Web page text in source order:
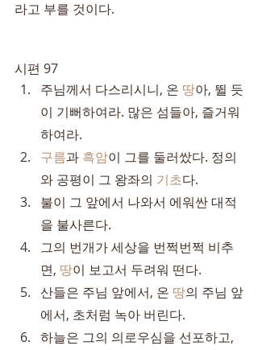
라고 부를 것이다.
시편 97
주님께서 다스리시니, 온 땅아, 뛸 듯
이 기뻐하여라. 많은 섬들아, 즐거워
하여라.
구름과 흑암이 그를 둘러쌌다. 정의
와 공평이 그 왕좌의 기초다.
불이 그 앞에서 나와서 에워싼 대적
을 불사른다.
그의 번개가 세상을 번쩍번쩍 비추
면, 땅이 보고서 두려워 떤다.
산들은 주님 앞에서, 온 땅의 주님 앞
에서, 초처럼 녹아 버린다.
하늘은 그의 의로우심을 선포하고,